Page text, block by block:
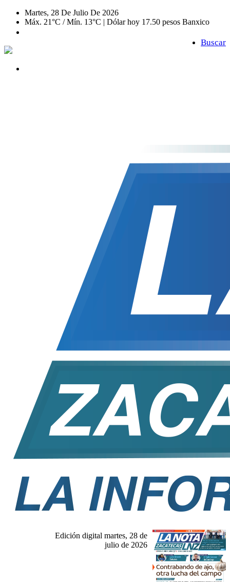
Martes, 28 De Julio De 2026
Máx. 21°C / Mín. 13°C | Dólar hoy 17.50 pesos Banxico
Buscar
Edición digital martes, 28 de
julio de 2026